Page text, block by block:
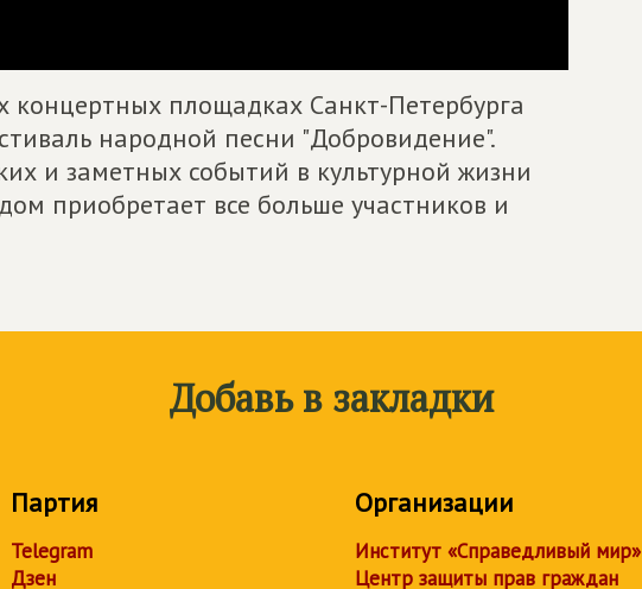
площадках Санкт-Петербурга
народной песни "Добровидение".
и заметных событий в культурной жизни
приобретает все больше участников и
Добавь в закладки
Партия
Telegram
Дзен
Организации
Институт «Справедливый мир»
Центр защиты прав граждан